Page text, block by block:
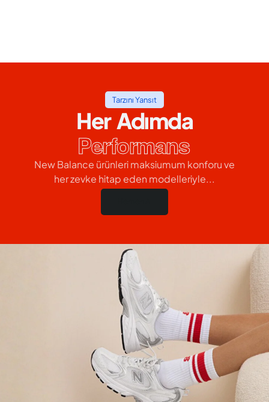
Tarzını Yansıt
Her Adımda
Performans
New Balance ürünleri maksiumum konforu ve
her zevke hitap eden modelleriyle...